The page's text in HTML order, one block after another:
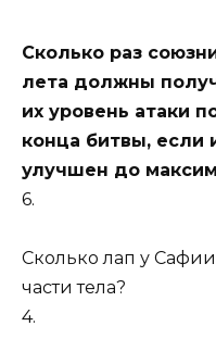
Сколько раз
лета должны
их уровень атаки
конца битвы,
улучшен до
6.
Сколько лап у
части тела?
4.